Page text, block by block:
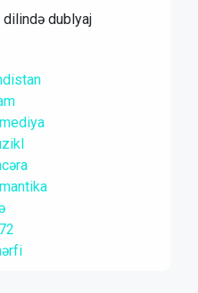
dilində dublyaj